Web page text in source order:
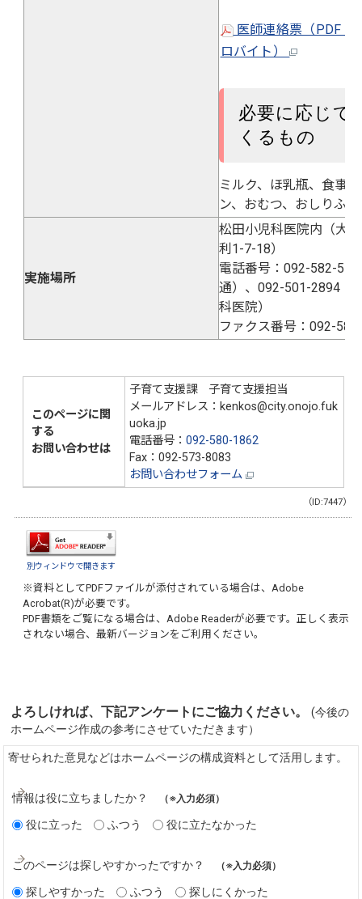
医師連絡票（PDF：
ロバイト）
必要に応じて
くるもの
ミルク、ほ乳瓶、食事
ン、おむつ、おしりふき
実施場所
松田小児科医院内（大
利1-7-18）
電話番号：092-582-
通）、092-501-2894（
科医院）
ファクス番号：092-
このページに関
する
お問い合わせは
子育て支援課 子育て支援担当
メールアドレス：kenkos@city.onojo.fuk
uoka.jp
電話番号： 092-580-1862
Fax：092-573-8083
お問い合わせフォーム
（ID:7447）
別ウィンドウで開きます
※資料としてPDFファイルが添付されている場合は、Adobe
Acrobat(R)が必要です。
PDF書類をご覧になる場合は、Adobe Readerが必要です。正しく表示
されない場合、最新バージョンをご利用ください。